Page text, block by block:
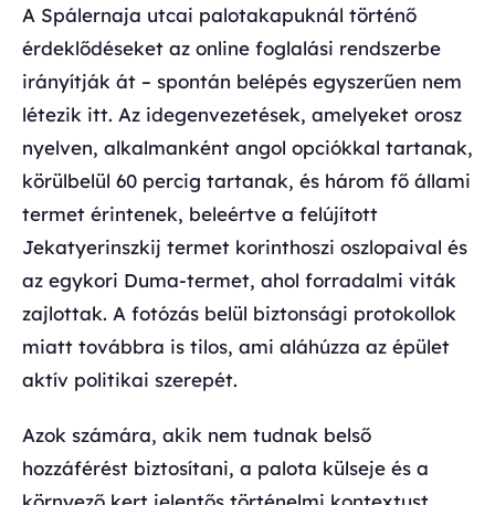
A Spálernaja utcai palotakapuknál történő
érdeklődéseket az online foglalási rendszerbe
irányítják át – spontán belépés egyszerűen nem
létezik itt. Az idegenvezetések, amelyeket orosz
nyelven, alkalmanként angol opciókkal tartanak,
körülbelül 60 percig tartanak, és három fő állami
termet érintenek, beleértve a felújított
Jekatyerinszkij termet korinthoszi oszlopaival és
az egykori Duma-termet, ahol forradalmi viták
zajlottak. A fotózás belül biztonsági protokollok
miatt továbbra is tilos, ami aláhúzza az épület
aktív politikai szerepét.
Azok számára, akik nem tudnak belső
hozzáférést biztosítani, a palota külseje és a